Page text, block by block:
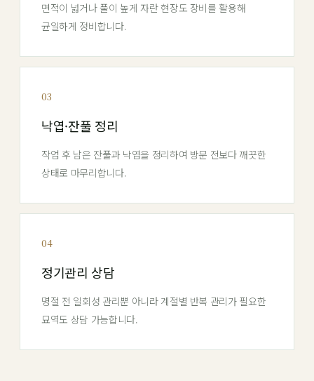
면적이 넓거나 풀이 높게 자란 현장도 장비를 활용해
균일하게 정비합니다.
03
낙엽·잔풀 정리
작업 후 남은 잔풀과 낙엽을 정리하여 방문 전보다 깨끗한
상태로 마무리합니다.
04
정기관리 상담
명절 전 일회성 관리뿐 아니라 계절별 반복 관리가 필요한
묘역도 상담 가능합니다.